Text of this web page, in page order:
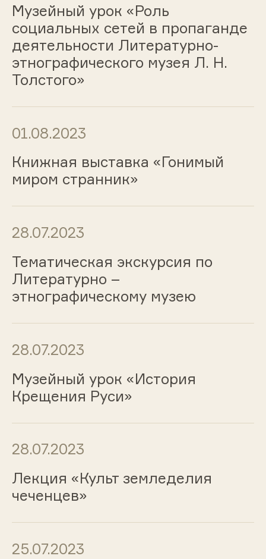
Музейный урок «Роль
социальных сетей в пропаганде
деятельности Литературно-
этнографического музея Л. Н.
Толстого»
01.08.2023
Книжная выставка «Гонимый
миром странник»
28.07.2023
Тематическая экскурсия по
Литературно –
этнографическому музею
28.07.2023
Музейный урок «История
Крещения Руси»
28.07.2023
Лекция «Культ земледелия
чеченцев»
25.07.2023